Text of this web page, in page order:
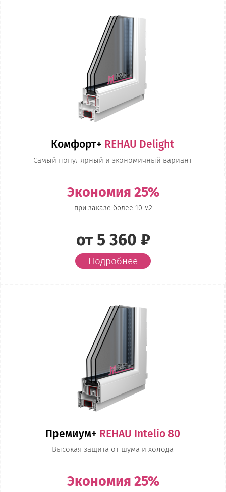
Комфорт+ REHAU Delight
Самый популярный и экономичный вариант
Экономия 25%
при заказе более 10 м2
от 5 360 ₽
Подробнее
Премиум+ REHAU Intelio 80
Высокая защита от шума и холода
Экономия 25%